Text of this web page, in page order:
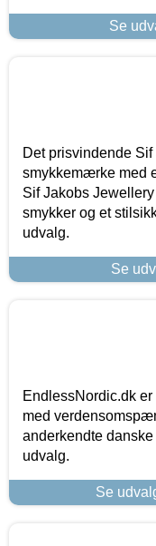
Se
Det prisvindende
smykkemærke med
Sif Jakobs
smykker og et
udvalg.
Se
EndlessNordic.dk
med
anderkendte
udvalg.
Se